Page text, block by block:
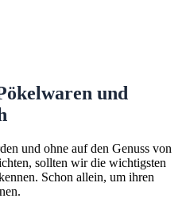
und
und ohne auf den Genuss von
sollten wir die wichtigsten
Schon allein, um ihren